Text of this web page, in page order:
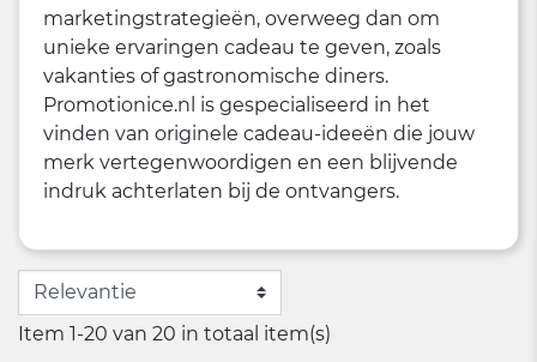
marketingstrategieën, overweeg dan om
unieke ervaringen cadeau te geven, zoals
vakanties of gastronomische diners.
Promotionice.nl is gespecialiseerd in het
vinden van originele cadeau-ideeën die jouw
merk vertegenwoordigen en een blijvende
indruk achterlaten bij de ontvangers.
Item 1-20 van 20 in totaal item(s)